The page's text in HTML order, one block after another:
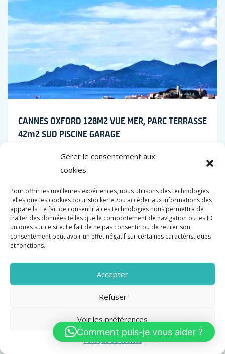
Gérer le consentement aux
cookies
Pour offrir les meilleures expériences, nous utilisons des technologies
telles que les cookies pour stocker et/ou accéder aux informations des
appareils. Le fait de consentir à ces technologies nous permettra de
traiter des données telles que le comportement de navigation ou les ID
uniques sur ce site. Le fait de ne pas consentir ou de retirer son
consentement peut avoir un effet négatif sur certaines caractéristiques
et fonctions.
Accepter
Refuser
Voir les préférences
Politique de cookies
CANNES OXFORD 128M2 VUE MER, PARC TERRASSE
42m2 SUD PISCINE GARAGE
1 372 000 €
Surface
128 M2
Chambres
3
Salle de bain
2
Comment puis-je vous aider ?